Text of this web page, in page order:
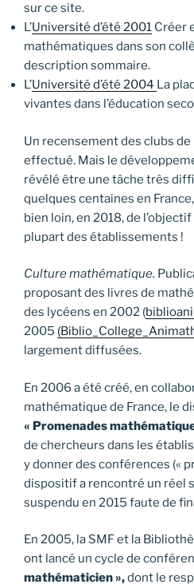
sur ce site.
L’Université d’été 2001 Créer
mathématiques dans son
description sommaire.
L’Université d’été 2004 La
vivantes dans l’éducation
Un recensement des clubs
effectué. Mais le
révélé être une tâche très
quelques centaines en
bien loin, en 2018, de
plupart des établissements !
Culture mathématique.
proposant des livres de
des lycéens en 2002 (
2005
largement diffusées.
En 2006 a été créé, en
mathématique de France, le
« Promenades
de chercheurs dans les
y donner des conférences («
dispositif a rencontré un réel
suspendu en 2015 faute de
En 2005, la SMF et la
ont lancé un cycle de
mathématicien »,dont le